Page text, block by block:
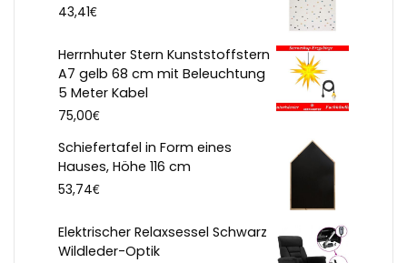
43,41€
Herrnhuter Stern Kunststoffstern
A7 gelb 68 cm mit Beleuchtung
5 Meter Kabel
75,00€
Schiefertafel in Form eines
Hauses, Höhe 116 cm
53,74€
Elektrischer Relaxsessel Schwarz
Wildleder-Optik